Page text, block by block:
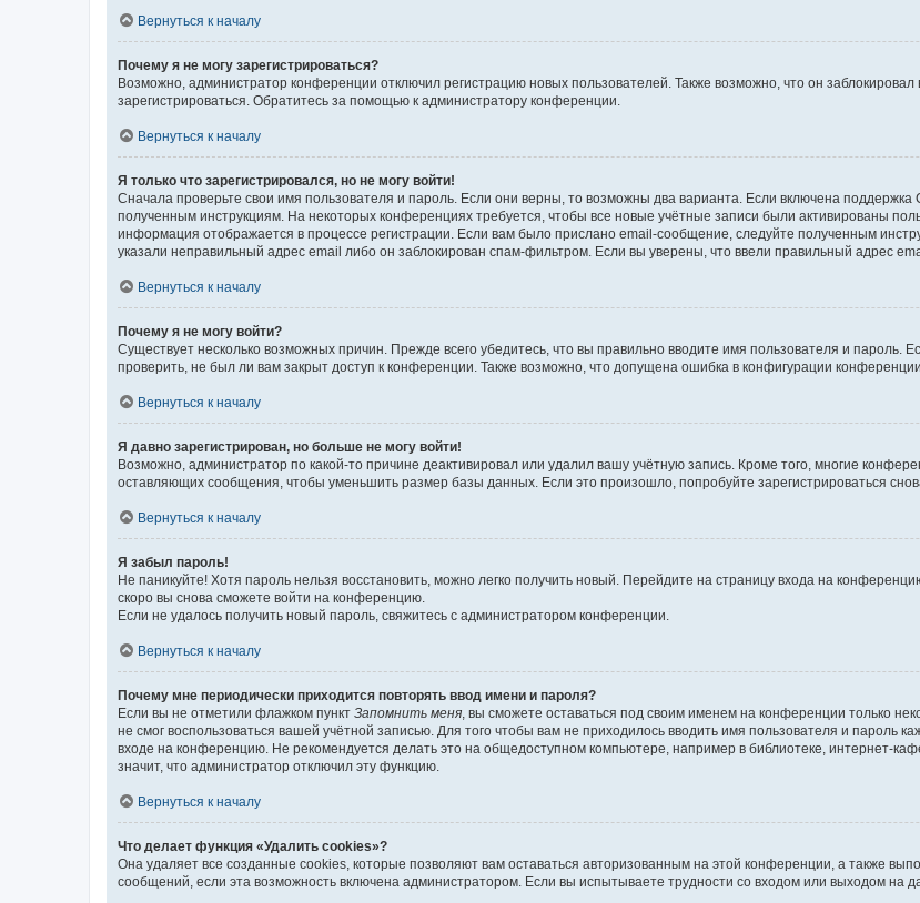
Вернуться к началу
Почему я не могу зарегистрироваться?
Возможно, администратор конференции отключил регистрацию новых пользователей. Также возможно, что он
зарегистрироваться. Обратитесь за помощью к администратору конференции.
Вернуться к началу
Я только что зарегистрировался, но не могу войти!
Сначала проверьте свои имя пользователя и пароль. Если они верны, то возможны два варианта. Если включена поддержка
полученным инструкциям. На некоторых конференциях требуется, чтобы все новые учётные записи были активированы
информация отображается в процессе регистрации. Если вам было прислано email-сообщение, следуйте полученным
указали неправильный адрес email либо он заблокирован спам-фильтром. Если вы уверены, что ввели правильный адрес
Вернуться к началу
Почему я не могу войти?
Существует несколько возможных причин. Прежде всего убедитесь, что вы правильно вводите имя пользователя и
проверить, не был ли вам закрыт доступ к конференции. Также возможно, что допущена ошибка в конфигурации
Вернуться к началу
Я давно зарегистрирован, но больше не могу войти!
Возможно, администратор по какой-то причине деактивировал или удалил вашу учётную запись. Кроме того, многие
оставляющих сообщения, чтобы уменьшить размер базы данных. Если это произошло, попробуйте зарегистрироваться снова
Вернуться к началу
Я забыл пароль!
Не паникуйте! Хотя пароль нельзя восстановить, можно легко получить новый. Перейдите на страницу входа на
скоро вы снова сможете войти на конференцию.
Если не удалось получить новый пароль, свяжитесь с администратором конференции.
Вернуться к началу
Почему мне периодически приходится повторять ввод имени и пароля?
Если вы не отметили флажком пункт Запомнить меня , вы сможете оставаться под своим именем на конференции только
не смог воспользоваться вашей учётной записью. Для того чтобы вам не приходилось вводить имя пользователя и пароль
входе на конференцию. Не рекомендуется делать это на общедоступном компьютере, например в библиотеке, интернет-
значит, что администратор отключил эту функцию.
Вернуться к началу
Что делает функция «Удалить cookies»?
Она удаляет все созданные cookies, которые позволяют вам оставаться авторизованным на этой конференции, а также
сообщений, если эта возможность включена администратором. Если вы испытываете трудности со входом или выходом на